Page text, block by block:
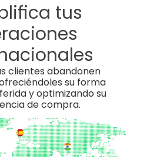
tus
clientes abandonen
su forma
y optimizando su
de compra.